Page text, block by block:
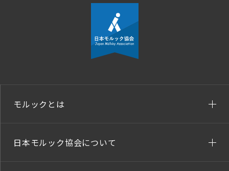
モルックとは
日本モルック協会について